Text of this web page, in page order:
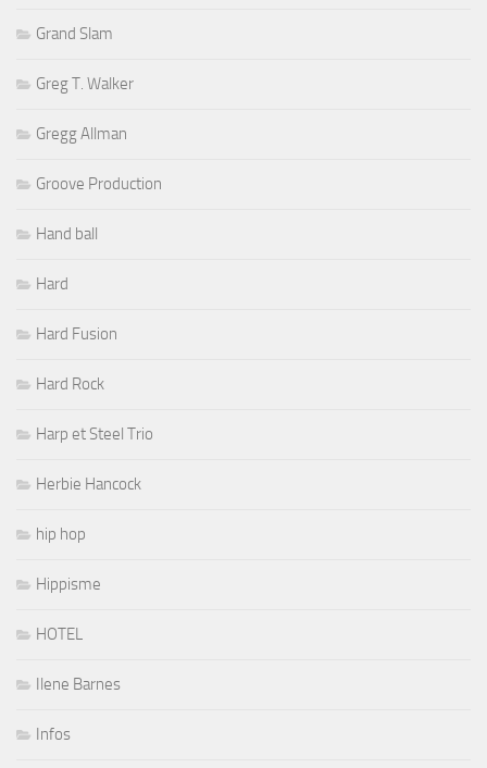
Grand Slam
Greg T. Walker
Gregg Allman
Groove Production
Hand ball
Hard
Hard Fusion
Hard Rock
Harp et Steel Trio
Herbie Hancock
hip hop
Hippisme
HOTEL
Ilene Barnes
Infos